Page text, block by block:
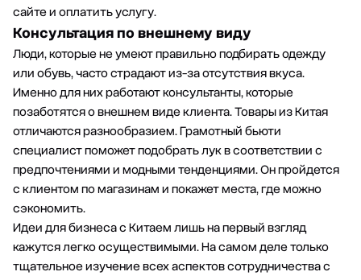
сайте и оплатить услугу.
Консультация по внешнему виду
Люди, которые не умеют правильно подбирать одежду
или обувь, часто страдают из-за отсутствия вкуса.
Именно для них работают консультанты, которые
позаботятся о внешнем виде клиента. Товары из Китая
отличаются разнообразием. Грамотный бьюти
специалист поможет подобрать лук в соответствии с
предпочтениями и модными тенденциями. Он пройдется
с клиентом по магазинам и покажет места, где можно
сэкономить.
Идеи для бизнеса с Китаемлишь на первый взгляд
кажутся легко осуществимыми. На самом деле только
тщательное изучение всех аспектов сотрудничества с